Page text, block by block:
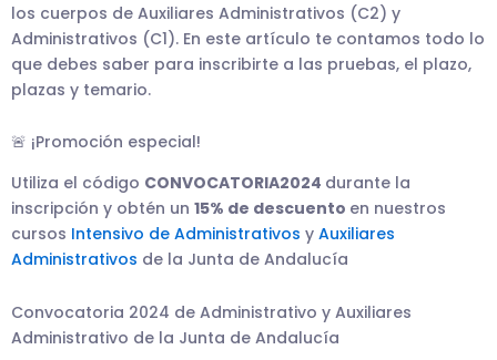
los cuerpos de Auxiliares Administrativos (C2) y
Administrativos (C1). En este artículo te contamos todo lo
que debes saber para inscribirte a las pruebas, el plazo,
plazas y temario.
🚨 ¡Promoción especial!
Utiliza el código CONVOCATORIA2024 durante la
inscripción y obtén un 15% de descuento en nuestros
cursos Intensivo de Administrativos y Auxiliares
Administrativos de la Junta de Andalucía
Convocatoria 2024 de Administrativo y Auxiliares
Administrativo de la Junta de Andalucía